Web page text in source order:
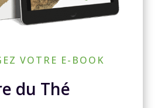
VOTRE E-BOOK
du Thé